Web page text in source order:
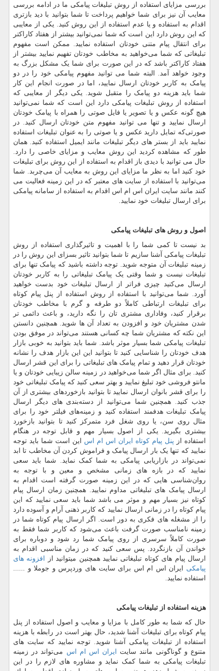
بررسی مزایای استفاده از روش تبلیغات پیامکی ما در ادامه بررسی
معایب آن نیز برای شما خواهیم پرداخت تا شما بتوانید با دید بازتری
اقدام به استفاده و یا عدم استفاده از این روش کنید. یکی از معایبی
که این روش دارد این است که شما نمی‌توانید بیشتر از هفتاد کاراکتر
برای انتقال پیام متنی خودتان استفاده نمایید. ممکن است مفهوم
تبلیغاتی که شما می‌خواهید به مخاطب خودتان تفهیم نمایید بیشتر از
هفتاد کاراکتر باشد که در این‌ صورت برای شما یک مشکل بزرگ به
وجود خواهد آمد. البته شما می توانید مفهوم پیامکی خود را در دو
پیامک به کاربر خودتان ارسال نمایید، اما در صورت انجام این کار
شما باید هزینه دو پیامک را متقبل شوید. یکی دیگر از معایبی که
استفاده از روش تبلیغات پیامکی دارد این است که شما نمی‌توانید
هیچ گونه عکس و یا تصویر یا فایل صوتی را همراه با پیامک خودتان
ارسال نمایید و تنها می توانید مفهوم متن خودتان ارسال کنید. در
صورتی‌که تمایل دارید عکس و یا صوتی را به ‌عنوان تبلیغات استفاده
نمایید باید از بستر های دیگر تبلیغات مانند ایمیل استفاده کنید‌. همان
‌طور که مشاهده کردید این روش معایب و مزایای خاصی را دارد.
حال می توانید با دیدی باز اقدام به استفاده از این روش برای تبلیغات
خود کنید اما به نظر ما مزایای این روش به معایب آن می‌چربد. شما
می‌توانید با استفاده از سایت‌ های معتبر که در این زمینه فعالیت می
کنند مانند سایت ایران اس ام اس اقدام به استفاده از سامانه پیامکی
برای ارسال تبلیغات خود نمایید.
اصول و روش های تبلیغات پیامکی
بد نیست تا کمی شما را با اهمیت و تاثیرگذاری استفاده از روش
تبلیغات پیامکی آشنا سازیم تا شما بتوانید تاثیر بسزای این روش را در
زمینه تبلیغات آن متوجه شوید. توجه داشته باشید که پیامک تنها برای
تبلیغات نیست و شما وقتی یک پیامک تبلیغاتی را به کاربر خودتان
ارسال می‌کنید چیزی فراتر از ارسال تبلیغات خود بدست خواهید
آورد. شما می‌توانید با استفاده از روش استفاده از پنل پیام کوتاه
برای تبلیغات ارتباطی کاملاً دو طرفه و گرم با مخاطب خودتان
برقرار کنید، وفاداری مشتری تان را نگه دارید، و باعث دائمی تر
شدن مشتریان خود و افزودن به تعداد آن‌ ها شوید. همچنین دانستن
این نکته که مشتریان شما چه کسانی هستند می‌تواند در موفق بودن
تبلیغات پیامکی شما بسیار موثر باشد. شما باید بتوانید به خوبی بازار
هدف خودتان را شناسایی کنید تا بتوانید این این بازار هدف را نشانه
خودتان قرار دهید و تمام پیامک‌ های تبلیغاتی را برای این قشر ارسال
کنید. برای مثال اگر شما می‌خواهید در زمینه سالن زیبایی خودتان و یا
مانتو فروشی خود تبلیغ نمایید و بهتر سعی کنید که پیامک تبلیغاتی خود
را برای قشر بانوان ارسال نمایید تا بتوانید بازخوردهای بیشتری از آن
جذب کنید. همچنین شما می‌توانید از دسته‌بندی ‌های دیگر ارسال
پیامک تبلیغات هدفمند استفاده کنید و زمینه‌های فیلتر خود را برای
مثال روی سن، یا روی شغل فرد متمرکز کنید تا بتوانید بازخورد
بیشتری بگیرید. یکی از اصول بسیار مهم و قابل‌ توجه در هنگام
استفاده از پنل پیام کوتاه ایران اس ام اس این است شما باید توجه
نمایید که تنها یک بار ارسال پیامک و فراموش کردن آن مخاطب تا ابد
نمی‌تواند در بازاریابی پیامکی به شما کمک نماید. شما باید سعی
نمایید که در بازه‌ های زمانی مشخص و معین و با توجه به
روان‌شناسی هایی که در این زمینه صورت گرفته است اقدام به
ارسال پیامک ‌های تبلیغاتی مداوم نمایید‌‌. همچنین زمان ارسال پیام
کوتاه نیز بسیار مهم و موثر می باشد شما باید سعی نمایید که این
پیام کوتاه را در زمانی ارسال نمایید که کاربر ذهنی آرام و آسوده دارد
را از مشغله‌ های فکری به دور است. اگر ارسال پیام کوتاه شما در
زمینه نامناسب صورت گرفت باعث می‌شود که کاربر شما فقط به
صورت کاملاً سرسری از روی پیامک شما رد شود و دوباره برای
خواندن آن بازنگردد‌. پس سعی کنید که در زمان مناسبی اقدام به
ارسال پیام ‌های کوتاه تبلیغاتی نمایید همچنین میتوانید از افزونه های
پیامکی ایران اس ام اس برای سایت های وردپرس و جوملا و ......
استفاده نمایید.
هزینه استفاده از تبلیغات پیامکی
حال که شما به طور کامل با مزایا و معایب و اصول استفاده از پنل
پیام کوتاه برای تبلیغات آشنا شدید، حال بهتر است در رابطه با هزینه
استفاده از تبلیغات پیامکی آشنا شوید. توجه نمایید که سایت‌ های
متنوع و گوناگونی مانند سایت ایران اس ام اس می‌تواند در زمینه
تبلیغات پیامکی به شما کمک نماید و مشاوره‌ های لازم را در این